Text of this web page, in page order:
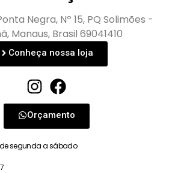
Negra, Nº 15, PQ Solimões -
Manaus, Brasil 69041410
Conheça nossa loja
Orçamento
segunda a sábado